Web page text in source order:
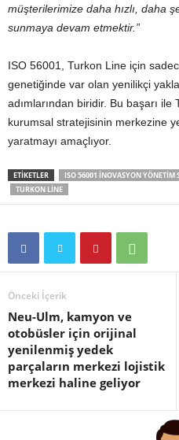
müşterilerimize daha hızlı, daha
sunmaya devam etmektir.”
ISO 56001, Turkon Line için
genetiğinde var olan yenilikçi
adımlarından biridir. Bu başarı
kurumsal stratejisinin merkezine
yaratmayı amaçlıyor.
ETIKETLER ISO 56001 İNOVASYON YÖNETIM
TURKON LINE
Önceki İçerik
Neu-Ulm, kamyon ve
otobüsler için orijinal
yenilenmiş yedek
parçaların merkezi lojistik
merkezi haline geliyor